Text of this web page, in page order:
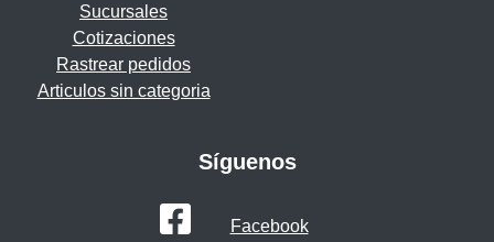
Sucursales
Cotizaciones
Rastrear pedidos
Articulos sin categoria
Síguenos
Facebook